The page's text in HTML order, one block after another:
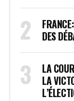
DES
LA
LA